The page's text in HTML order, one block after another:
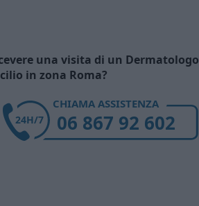
una visita di un Dermatologo
in zona Roma?
CHIAMA ASSISTENZA
06 867 92 602
24H/7